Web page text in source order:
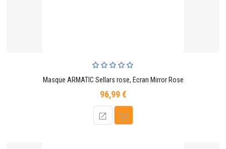
Masque ARMATIC Sellars rose, Ecran Mirror Rose
96,99 €Prix